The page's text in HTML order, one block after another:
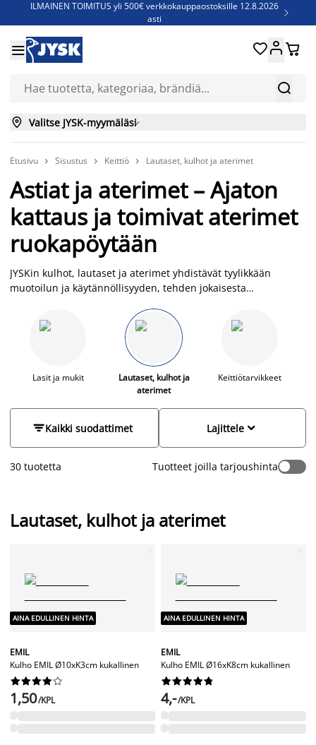
ILMAINEN TOIMITUS yli 500€ verkkokauppaostoksille 12.8.2026
asti

Jenkkisänkyjä - Säästä jopa 60%


 
 Valitse JYSK-myymäläsi
Etusivu  Sisustus  Keittiö  Lautaset, kulhot ja aterimet
Astiat ja aterimet – Ajaton
kattaus ja toimivat aterimet
ruokapöytään
JYSKin kulhot, lautaset ja aterimet yhdistävät tyylikkään
muotoilun ja käytännöllisyyden, tehden jokaisesta
ajattomat astiat ja aterinsetin, jotka sopivat niin arjen
ruokailuhetkiin kuin juhlavampaan kattaukseen. Olipa
kyseessä kiireinen aamupala tai illallinen ystävien kanssa,
huolella valitut materiaalit ja selkeä design tuovat pöytään
yhtenäisen ja viimeistellyn ilmeen sekä täydentävät keittiön ja
Lasit ja mukit
Lautaset, kulhot ja
aterimet
Keittiötarvikkeet
Kaikki suodattimet 
Lajittele
30 tuotetta Tuotteet joilla tarjoushinta
Lautaset, kulhot ja aterimet
AINA EDULLINEN HINTA
EMIL
Kulho EMIL Ø10xK3cm kukallinen






1,50/KPL
AINA EDULLINEN HINTA
EMIL
Kulho EMIL Ø16xK8cm kukallinen






4,-/KPL